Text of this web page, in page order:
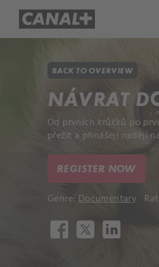
BACK TO OVERVIEW
NÁVRAT
Od prvních krůčků po
přežít a přinášejí naději
REGISTER NOW
Genre: Documentary